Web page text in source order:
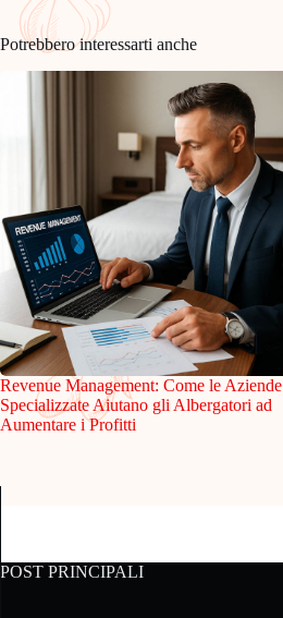
Potrebbero interessarti anche
Revenue Management: Come le Aziende
Specializzate Aiutano gli Albergatori ad
Aumentare i Profitti
POST PRINCIPALI